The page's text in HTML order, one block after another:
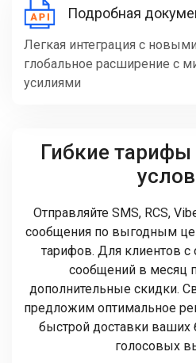
Подробная
Легкая интеграция с
глобальное расширение с
усилиями
Гибкие
Отправляйте SMS, RCS,
сообщения по выгодным
тарифов. Для клиентов
сообщений в месяц
дополнительные скидки.
предложим оптимальное
быстрой доставки ваших
голосовых